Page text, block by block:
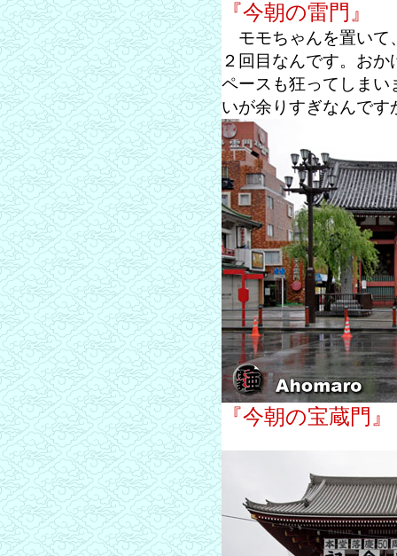
『今朝の雷門』
モモちゃんを置いて
２回目なんです。お
ペースも狂ってしまい
いが余りすぎなんです
『今朝の宝蔵門』